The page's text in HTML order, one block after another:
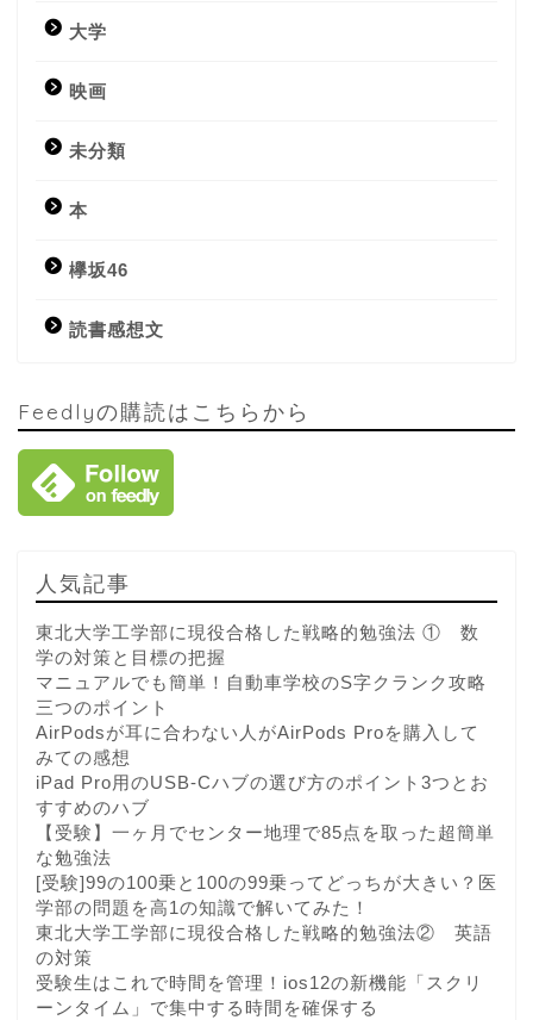
大学
映画
未分類
本
欅坂46
読書感想文
Feedlyの購読はこちらから
人気記事
東北大学工学部に現役合格した戦略的勉強法 ① 数
学の対策と目標の把握
マニュアルでも簡単！自動車学校のS字クランク攻略
三つのポイント
AirPodsが耳に合わない人がAirPods Proを購入して
みての感想
iPad Pro用のUSB-Cハブの選び方のポイント3つとお
すすめのハブ
【受験】一ヶ月でセンター地理で85点を取った超簡単
な勉強法
[受験]99の100乗と100の99乗ってどっちが大きい？医
学部の問題を高1の知識で解いてみた！
東北大学工学部に現役合格した戦略的勉強法② 英語
の対策
受験生はこれで時間を管理！ios12の新機能「スクリ
ーンタイム」で集中する時間を確保する